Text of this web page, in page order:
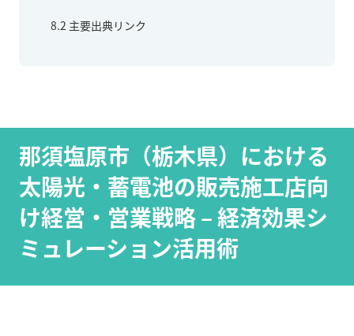
8.2 主要出典リンク
那須塩原市（栃木県）における
太陽光・蓄電池の販売施工店向
け経営・営業戦略 – 経済効果シ
ミュレーション活用術